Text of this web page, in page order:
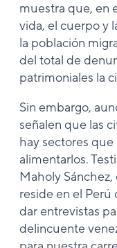
muestra que, en
vida, el cuerpo y
la población
del total de
patrimoniales la
Sin embargo,
señalen que las
hay sectores
alimentarlos.
Maholy
reside en el Perú
dar entrevistas
delincuente